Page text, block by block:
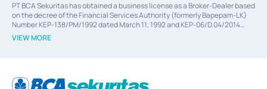
PT BCA Sekuritas has obtained a business license as a Broker-Dealer based
on the decree of the Financial Services Authority (formerly Bapepam-LK)
Number KEP-138/PM/1992 dated March 11, 1992 and KEP-06/D.04/2014
dated February 28, 2014, a business license as an Underwriter based on the
decree of the Financial Services Authority Number KEP-12/PM/PEE/1997
Financial Services Authority Number S-67/PM.21/2014 dated February 28,
VIEW MORE